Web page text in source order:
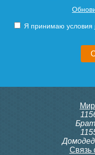
стальным креплением
3
Подробнее
Я принимаю условия
Связь